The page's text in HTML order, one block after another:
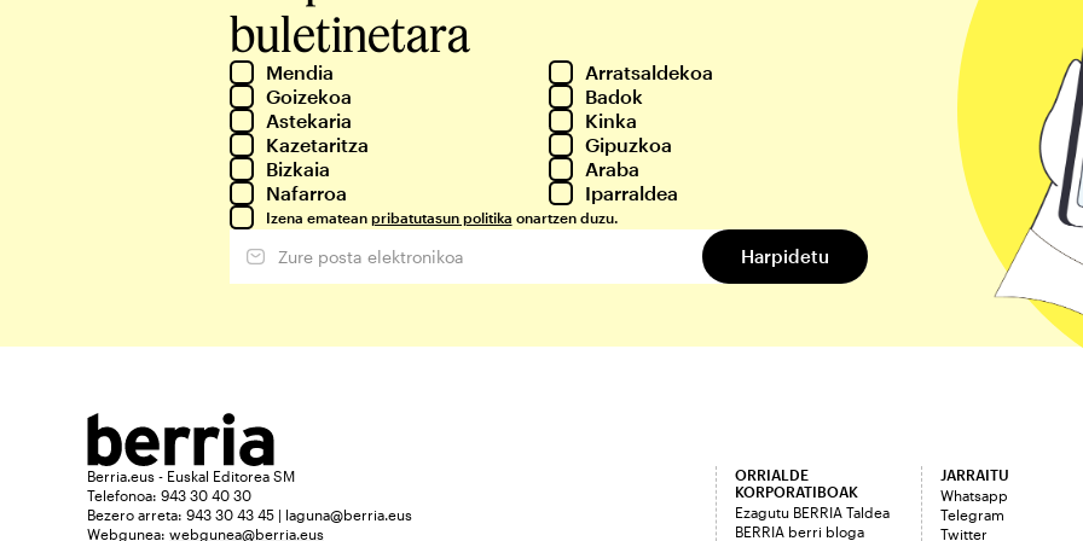
buletinetara
Mendia
Arratsaldekoa
Goizekoa
Badok
Astekaria
Kinka
Kazetaritza
Gipuzkoa
Bizkaia
Araba
Nafarroa
Iparraldea
Izena ematean pribatutasun politika onartzen duzu.
Berria.eus - Euskal Editorea SM
Telefonoa: 943 30 40 30
Bezero arreta: 943 30 43 45 | laguna@berria.eus
Webgunea: webgunea@berria.eus
ORRIALDE
KORPORATIBOAK
Ezagutu BERRIA Taldea
BERRIA berri bloga
JARRAITU
Whatsapp
Telegram
Twitter